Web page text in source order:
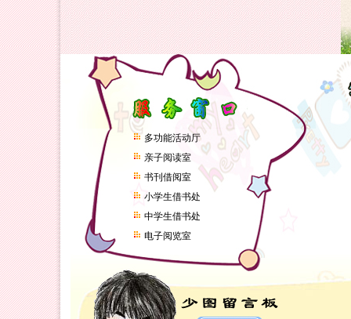
多功能活动厅
亲子阅读室
书刊借阅室
小学生借书处
中学生借书处
电子阅览室